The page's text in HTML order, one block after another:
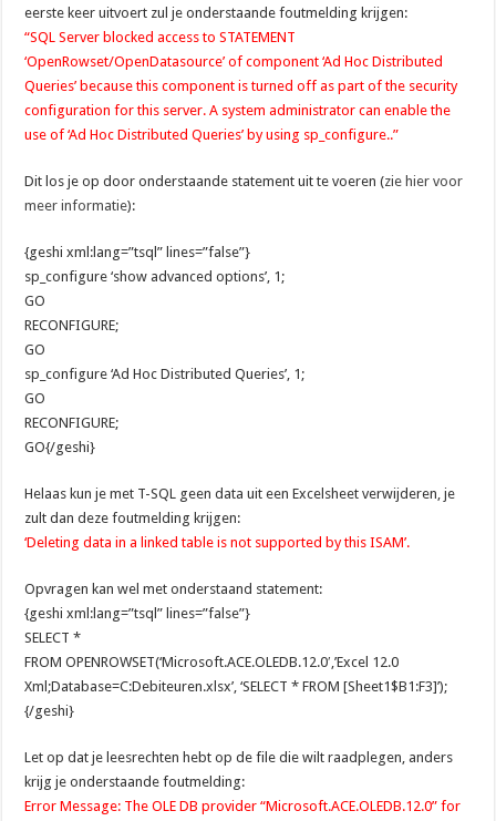
eerste keer uitvoert zul je onderstaande foutmelding krijgen:
“SQL Server blocked access to STATEMENT
‘OpenRowset/OpenDatasource’ of component ‘Ad Hoc Distributed
Queries’ because this component is turned off as part of the security
configuration for this server. A system administrator can enable the
use of ‘Ad Hoc Distributed Queries’ by using sp_configure..”
Dit los je op door onderstaande statement uit te voeren (zie hier voor
meer informatie):
{geshi xml:lang=”tsql” lines=”false”}
sp_configure ‘show advanced options’, 1;
GO
RECONFIGURE;
GO
sp_configure ‘Ad Hoc Distributed Queries’, 1;
GO
RECONFIGURE;
GO{/geshi}
Helaas kun je met T-SQL geen data uit een Excelsheet verwijderen, je
zult dan deze foutmelding krijgen:
‘Deleting data in a linked table is not supported by this ISAM’.
Opvragen kan wel met onderstaand statement:
{geshi xml:lang=”tsql” lines=”false”}
SELECT *
FROM OPENROWSET(‘Microsoft.ACE.OLEDB.12.0′,’Excel 12.0
Xml;Database=C:Debiteuren.xlsx’, ‘SELECT * FROM [Sheet1$B1:F3]’);
{/geshi}
Let op dat je leesrechten hebt op de file die wilt raadplegen, anders
krijg je onderstaande foutmelding:
Error Message: The OLE DB provider “Microsoft.ACE.OLEDB.12.0” for